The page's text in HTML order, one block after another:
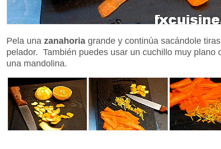
Pela una zanahoria grande y continúa sacándole
pelador. También puedes usar un cuchillo muy plano
una mandolina.